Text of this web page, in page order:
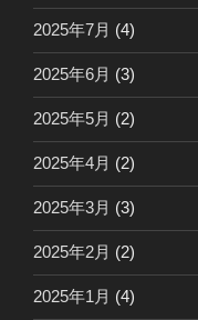
2025年7月 (4)
2025年6月 (3)
2025年5月 (2)
2025年4月 (2)
2025年3月 (3)
2025年2月 (2)
2025年1月 (4)